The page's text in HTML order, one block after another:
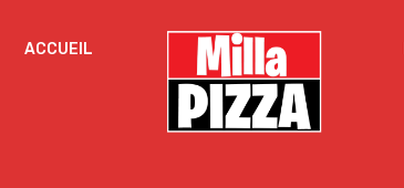
ACCUEIL
OBLIGATOIRE